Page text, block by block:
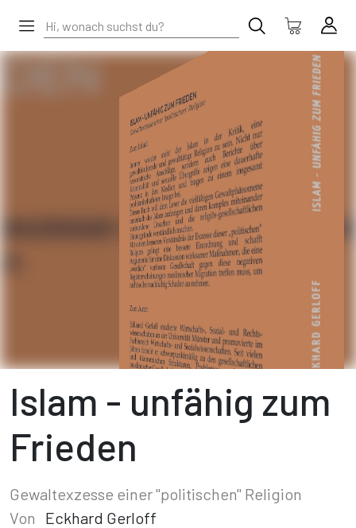
Islam - unfähig zum
Frieden
Gewaltexzesse einer "politischen" Religion
Von
Eckhard Gerloff